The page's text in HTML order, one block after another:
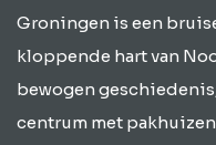
Groningen is een
kloppende hart van
bewogen
centrum met